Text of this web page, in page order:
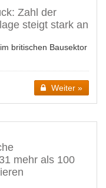
Zahl der
steigt stark an
britischen Bausektor
Weiter »
mehr als 100